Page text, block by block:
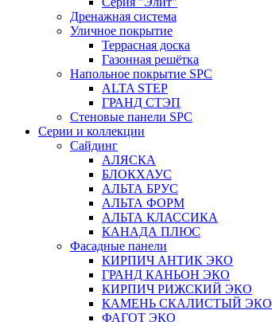
Дренажная система
Уличное покрытие
Террасная доска
Газонная решётка
Напольное покрытие SPC
ALTA STEP
ГРАНД СТЭП
Стеновые панели SPC
Серии и коллекции
Сайдинг
АЛЯСКА
БЛОКХАУС
АЛЬТА БРУС
АЛЬТА ФОРМ
АЛЬТА КЛАССИКА
КАНАДА ПЛЮС
Фасадные панели
КИРПИЧ АНТИК ЭКО
ГРАНД КАНЬОН ЭКО
КИРПИЧ РИЖСКИЙ ЭКО
КАМЕНЬ СКАЛИСТЫЙ ЭКО
ФАГОТ ЭКО